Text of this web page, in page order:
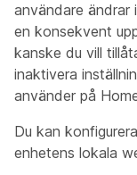
användare ändrar
en konsekvent
kanske du vill
inaktivera
använder på
Du kan
enhetens lokala